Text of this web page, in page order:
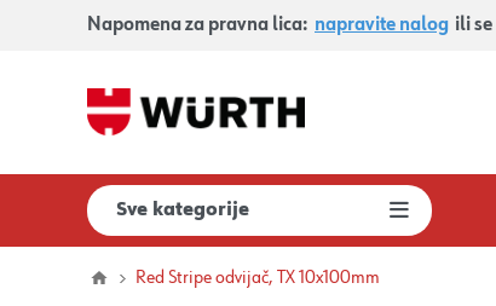
Napomena za pravna lica: napravite nalog ili se
Sve kategorije
Red Stripe odvijač, TX 10x100mm